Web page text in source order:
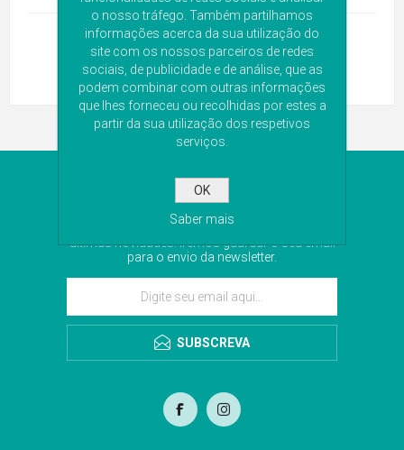
NEWSLETTER
Subscreva a nossa newsletter para receber as
últimas novidades. Iremos guardar o seu email
para o envio da newsletter.
SUBSCREVA
o nosso tráfego. Também partilhamos
informações acerca da sua utilização do
site com os nossos parceiros de redes
sociais, de publicidade e de análise, que as
podem combinar com outras informações
que lhes forneceu ou recolhidas por estes a
partir da sua utilização dos respetivos
serviços.
OK
Saber mais